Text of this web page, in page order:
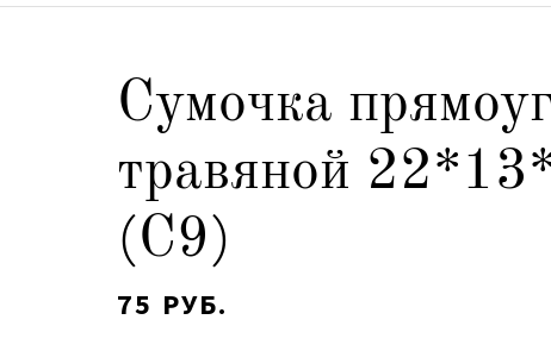
Сумочка
травяной
(С9)
75 РУБ.